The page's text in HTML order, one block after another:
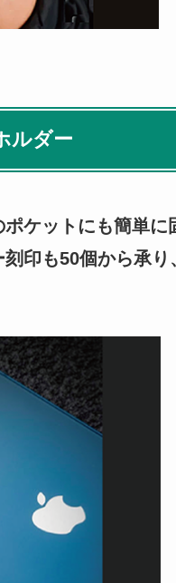
ルダー
ケットにも簡単に
印も50個から承り